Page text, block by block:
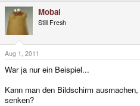
Mobai
Still Fresh
Aug 1, 2011
War ja nur ein Beispiel...
Kann man den Bildschirm
senken?